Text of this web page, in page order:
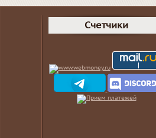
Счетчики